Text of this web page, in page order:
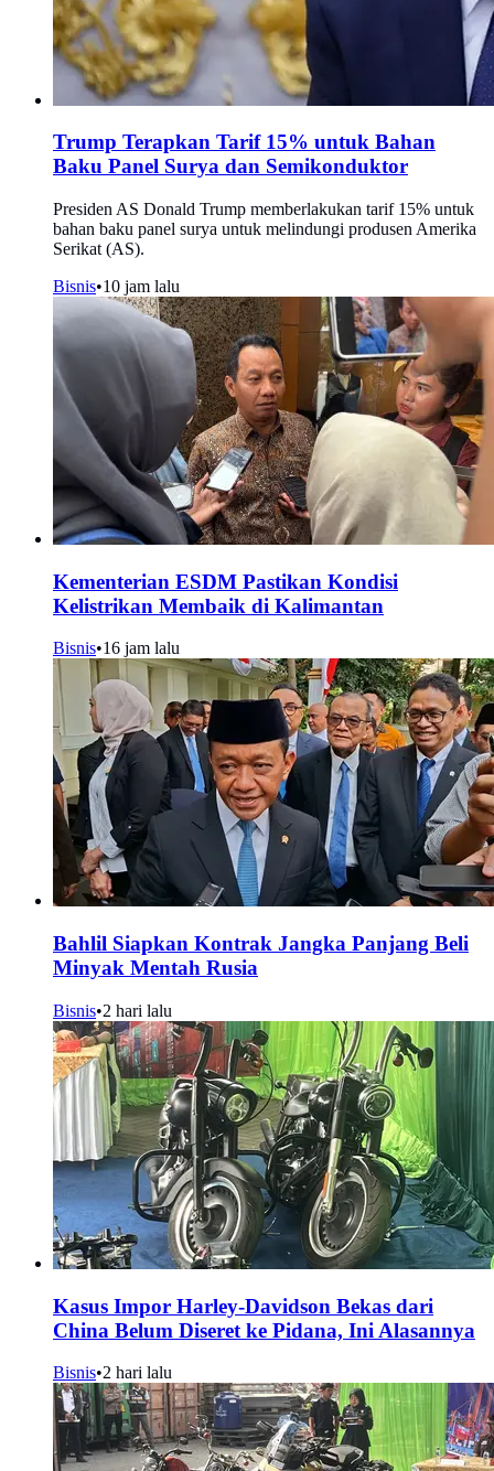
Trump Terapkan Tarif 15% untuk Bahan
Baku Panel Surya dan Semikonduktor
Presiden AS Donald Trump memberlakukan tarif 15% untuk
bahan baku panel surya untuk melindungi produsen Amerika
Serikat (AS).
Bisnis•10 jam lalu
Kementerian ESDM Pastikan Kondisi
Kelistrikan Membaik di Kalimantan
Bisnis•16 jam lalu
Bahlil Siapkan Kontrak Jangka Panjang Beli
Minyak Mentah Rusia
Bisnis•2 hari lalu
Kasus Impor Harley-Davidson Bekas dari
China Belum Diseret ke Pidana, Ini Alasannya
Bisnis•2 hari lalu